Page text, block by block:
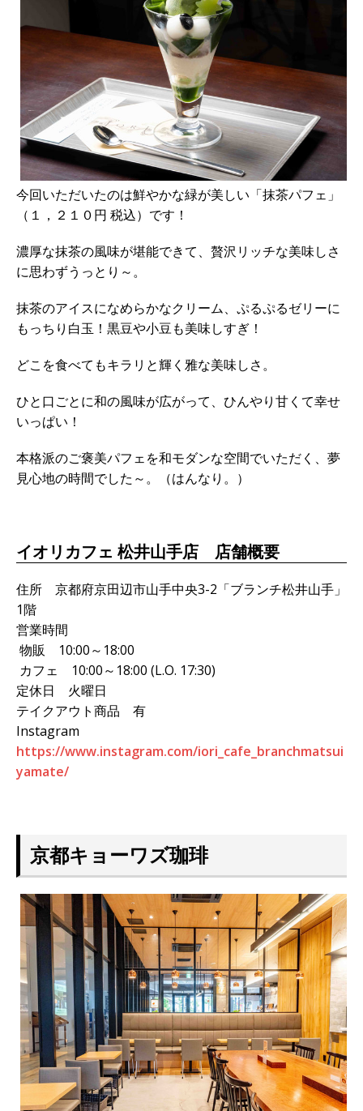
今回いただいたのは鮮やかな緑が美しい「抹茶パフェ」
（１，２１０円 税込）です！
濃厚な抹茶の風味が堪能できて、贅沢リッチな美味しさ
に思わずうっとり～。
抹茶のアイスになめらかなクリーム、ぷるぷるゼリーに
もっちり白玉！黒豆や小豆も美味しすぎ！
どこを食べてもキラリと輝く雅な美味しさ。
ひと口ごとに和の風味が広がって、ひんやり甘くて幸せ
いっぱい！
本格派のご褒美パフェを和モダンな空間でいただく、夢
見心地の時間でした～。（はんなり。）
イオリカフェ 松井山手店 店舗概要
住所 京都府京田辺市山手中央3-2「ブランチ松井山手」
1階
営業時間
物販 10:00～18:00
カフェ 10:00～18:00 (L.O. 17:30)
定休日 火曜日
テイクアウト商品 有
Instagram
https://www.instagram.com/iori_cafe_branchmatsui
yamate/
京都キョーワズ珈琲